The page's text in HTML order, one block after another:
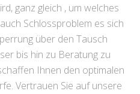
ganz gleich , um welches
Schlossproblem es sich
über den Tausch
bis hin zu Beratung zu
Ihnen den optimalen
Vertrauen Sie auf unsere